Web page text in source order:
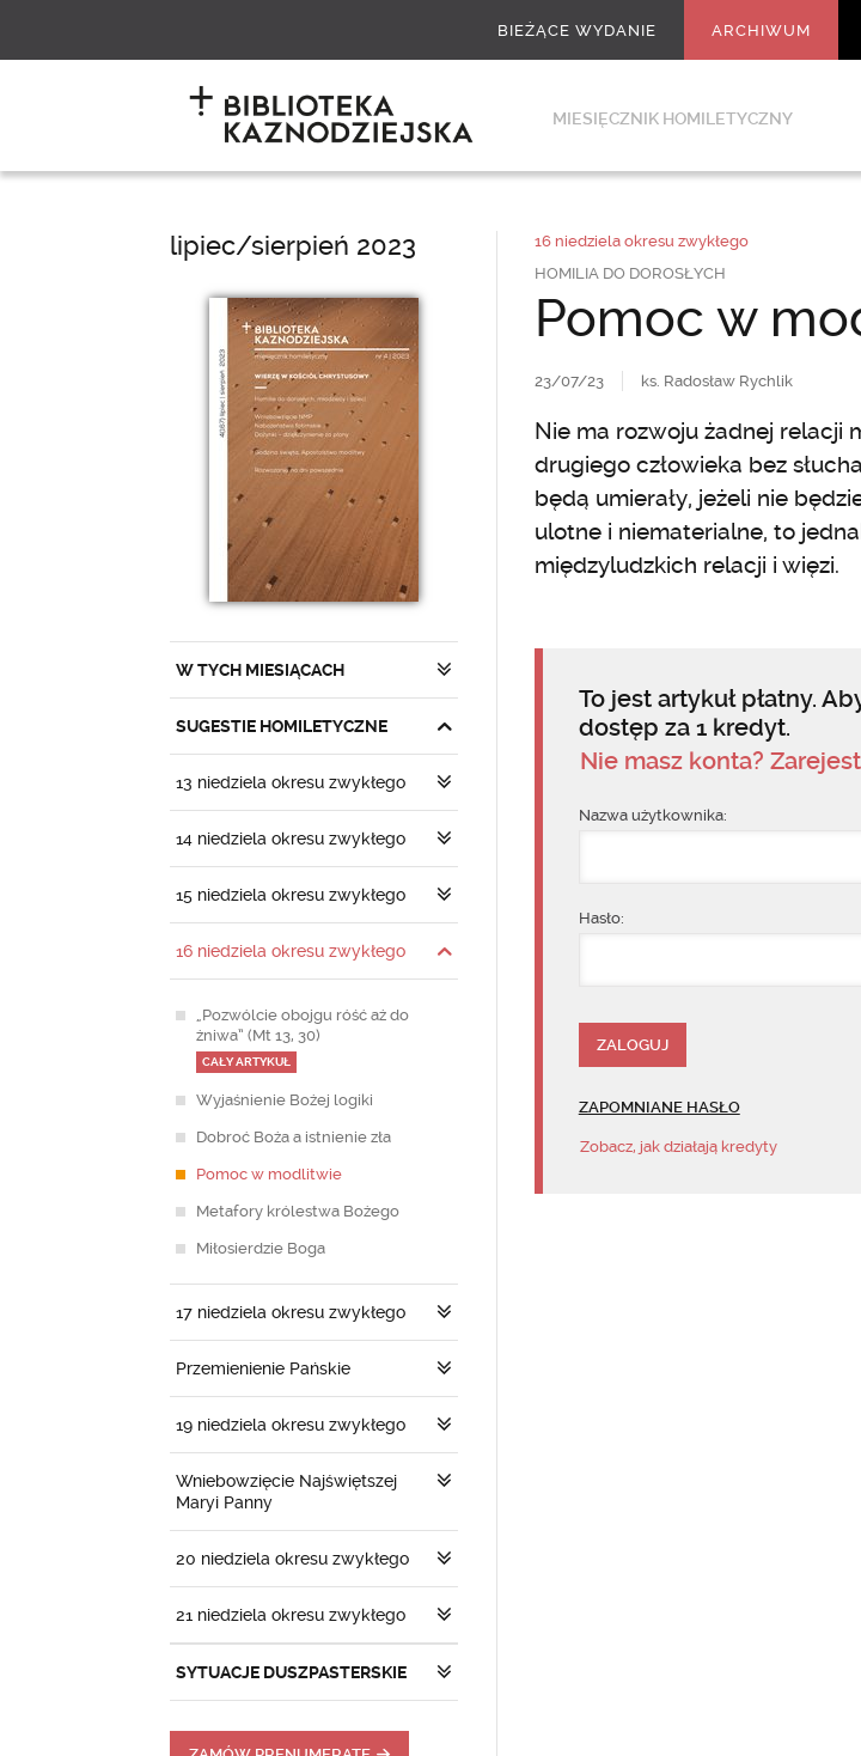
BIEŻĄCE WYDANIE ARCHIWUM
MIESIĘCZNIK HOMILETYCZNY
lipiec/sierpień 2023
W TYCH MIESIĄCACH
SUGESTIE HOMILETYCZNE
13 niedziela okresu zwykłego
14 niedziela okresu zwykłego
15 niedziela okresu zwykłego
16 niedziela okresu zwykłego
„Pozwólcie obojgu róść aż do
żniwa” (Mt 13, 30)
CAŁY ARTYKUŁ
Wyjaśnienie Bożej logiki
Dobroć Boża a istnienie zła
Pomoc w modlitwie
Metafory królestwa Bożego
Miłosierdzie Boga
17 niedziela okresu zwykłego
Przemienienie Pańskie
19 niedziela okresu zwykłego
Wniebowzięcie Najświętszej
Maryi Panny
20 niedziela okresu zwykłego
21 niedziela okresu zwykłego
SYTUACJE DUSZPASTERSKIE
16 niedziela okresu zwykłego
HOMILIA DO DOROSŁYCH
Pomoc w
23/07/23 ks. Radosław Rychlik
Nie ma rozwoju żadnej relacji
drugiego człowieka bez
będą umierały, jeżeli nie
ulotne i niematerialne, to
międzyludzkich relacji i więzi.
To jest artykuł płatny.
dostęp za 1 kredyt.
Nie masz konta?
Nazwa użytkownika:
Hasło:
ZAPOMNIANE HASŁO
Zobacz, jak działają kredyty